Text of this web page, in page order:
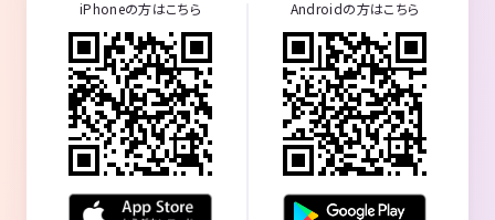
iPhoneの方はこちら Androidの方はこちら